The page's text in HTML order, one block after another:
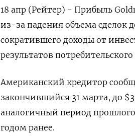
18 апр (Рейтер) - Прибыль
из-за падения объема сделок
сократившего доходы от
результатов
Американский кредитор
закончившийся 31 марта, до
аналогичный период
годом ранее.